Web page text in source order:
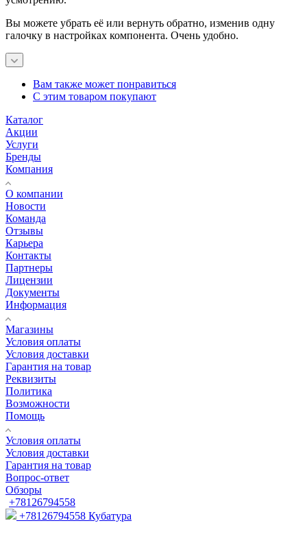
Вы можете убрать её или вернуть обратно, изменив одну
галочку в настройках компонента. Очень удобно.
Вам также может понравиться
С этим товаром покупают
Каталог
Акции
Услуги
Бренды
Компания
О компании
Новости
Команда
Отзывы
Карьера
Контакты
Партнеры
Лицензии
Документы
Информация
Магазины
Условия оплаты
Условия доставки
Гарантия на товар
Реквизиты
Политика
Возможности
Помощь
Условия оплаты
Условия доставки
Гарантия на товар
Вопрос-ответ
Обзоры
+78126794558
+78126794558 Кубатура